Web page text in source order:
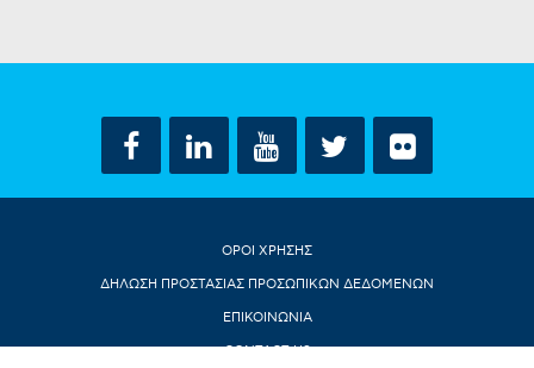
ΟΡΟΙ ΧΡΗΣΗΣ
ΔΗΛΩΣΗ ΠΡΟΣΤΑΣΙΑΣ ΠΡΟΣΩΠΙΚΩΝ ΔΕΔΟΜΕΝΩΝ
ΕΠΙΚΟΙΝΩΝΙΑ
CONTACT US